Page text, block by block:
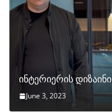
ინტერიერის დიზაინი
June 3, 2023